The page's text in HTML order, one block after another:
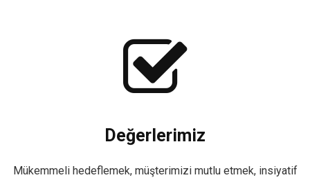
Değerlerimiz
Mükemmeli hedeflemek, müşterimizi mutlu etmek, insiyatif